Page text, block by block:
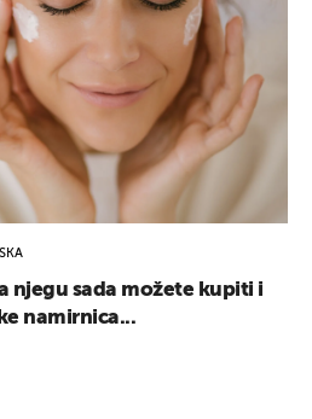
njegu sada možete kupiti i
namirnica...